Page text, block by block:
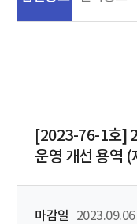
[2023-76-1호]
운영 개선 용역 (
마감일 2023.09.06